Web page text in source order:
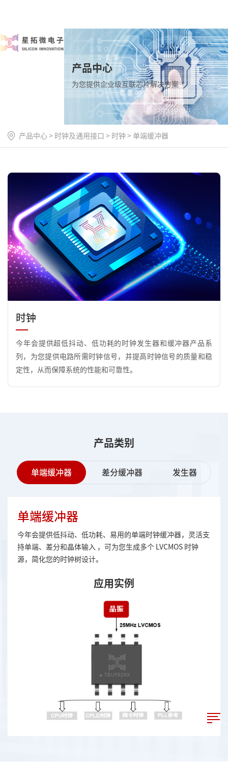
产品中心
为您提供企业级互联芯片解决方案
产品中心 > 时钟及通用接口 > 时钟 > 单端缓冲器
时钟
今年会提供超低抖动、低功耗的时钟发生器和缓冲器产品系
列，为您提供电路所需时钟信号，并提高时钟信号的质量和稳
定性，从而保障系统的性能和可靠性。
产品类别
单端缓冲器 差分缓冲器 发生器
单端缓冲器
今年会提供低抖动、低功耗、易用的单端时钟缓冲器，灵活支
持单端、差分和晶体输入 ，可为您生成多个 LVCMOS 时钟
源，简化您的时钟树设计。
应用实例